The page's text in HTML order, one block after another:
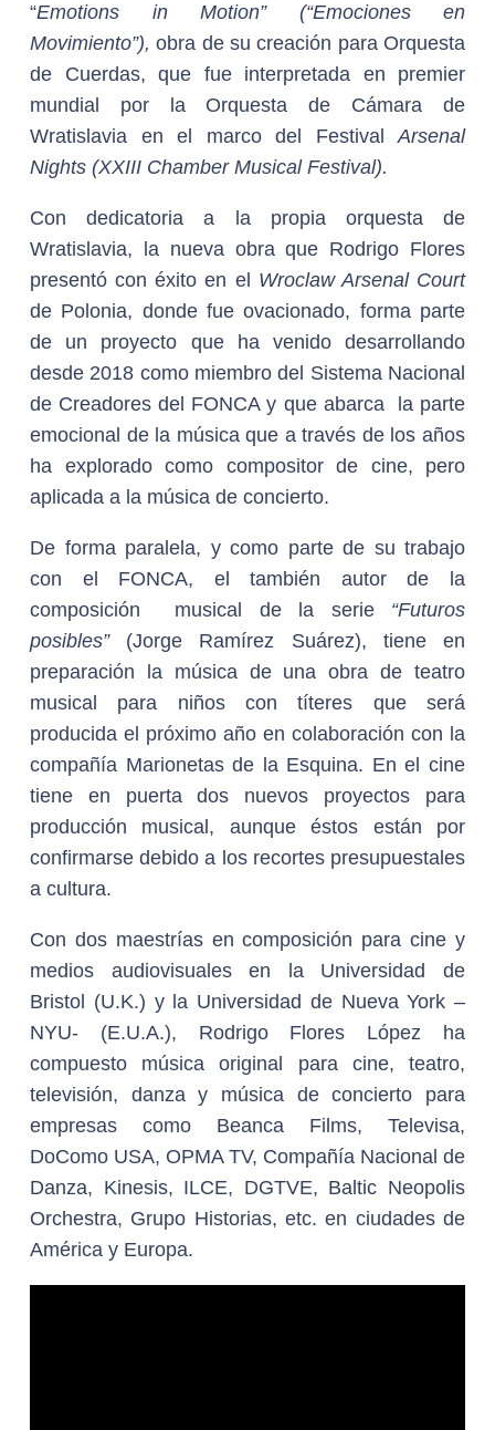
“Emotions in Motion” (“Emociones en
Movimiento”), obra de su creación para Orquesta
de Cuerdas, que fue interpretada en premier
mundial por la Orquesta de Cámara de
Wratislavia en el marco del FestivalArsenal
Nights (XXIII Chamber Musical Festival).
Con dedicatoria a la propia orquesta de
Wratislavia, la nueva obra que Rodrigo Flores
presentó con éxito en el Wroclaw Arsenal Court
de Polonia, donde fue ovacionado, forma parte
de un proyecto que ha venido desarrollando
desde 2018 como miembro del Sistema Nacional
de Creadores del FONCA y que abarca la parte
emocional de la música que a través de los años
ha explorado como compositor de cine, pero
aplicada a la música de concierto.
De forma paralela, y como parte de su trabajo
con el FONCA, el también autor de la
composición musical de la serie “Futuros
posibles”(Jorge Ramírez Suárez), tiene en
preparación la música de una obra de teatro
musical para niños con títeres que será
producida el próximo año en colaboración con la
compañía Marionetas de la Esquina. En el cine
tiene en puerta dos nuevos proyectos para
producción musical, aunque éstos están por
confirmarse debido a los recortes presupuestales
a cultura.
Con dos maestrías en composición para cine y
medios audiovisuales en la Universidad de
Bristol (U.K.) y la Universidad de Nueva York –
NYU- (E.U.A.), Rodrigo Flores López ha
compuesto música original para cine, teatro,
televisión, danza y música de concierto para
empresas como Beanca Films, Televisa,
DoComo USA, OPMA TV, Compañía Nacional de
Danza, Kinesis, ILCE, DGTVE, Baltic Neopolis
Orchestra, Grupo Historias, etc. en ciudades de
América y Europa.